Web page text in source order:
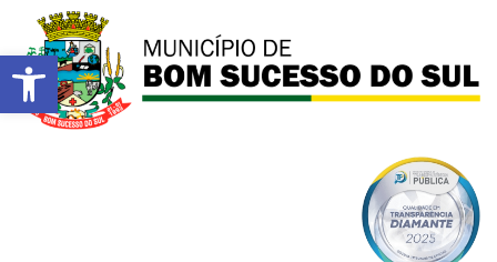
Barra de Ferramentas